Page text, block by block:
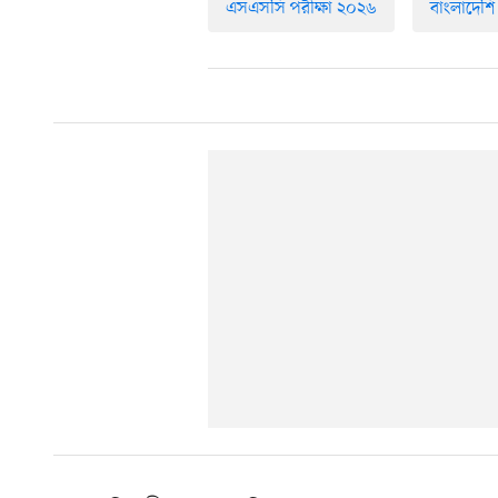
এসএসসি পরীক্ষা ২০২৬ বাংলাদেশি